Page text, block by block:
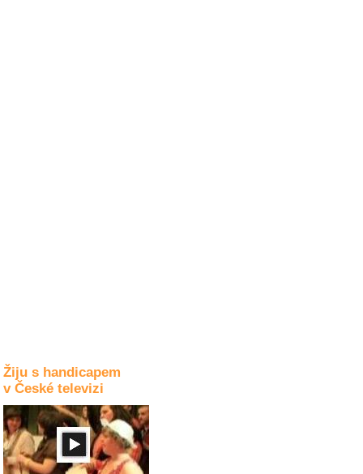
Žiju s handicapem
v České televizi